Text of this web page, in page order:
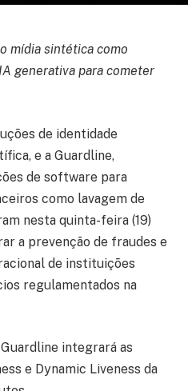
mídia sintética como
generativa para cometer
de identidade
e a Guardline,
de software para
como lavagem de
nesta quinta-feira (19)
a prevenção de fraudes e
de instituições
regulamentados na
integrará as
e Dynamic Liveness da